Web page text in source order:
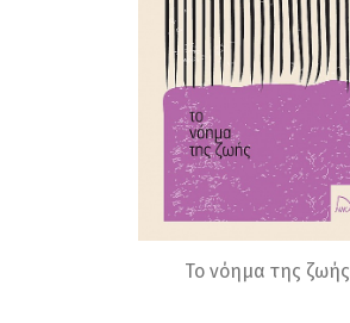
Το νόημα της ζωής